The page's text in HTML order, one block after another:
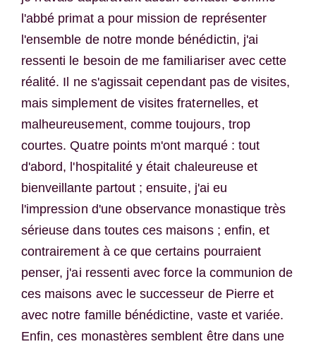
l'abbé primat a pour mission de représenter
l'ensemble de notre monde bénédictin, j'ai
ressenti le besoin de me familiariser avec cette
réalité. Il ne s'agissait cependant pas de visites,
mais simplement de visites fraternelles, et
malheureusement, comme toujours, trop
courtes. Quatre points m'ont marqué : tout
d'abord, l'hospitalité y était chaleureuse et
bienveillante partout ; ensuite, j'ai eu
l'impression d'une observance monastique très
sérieuse dans toutes ces maisons ; enfin, et
contrairement à ce que certains pourraient
penser, j'ai ressenti avec force la communion de
ces maisons avec le successeur de Pierre et
avec notre famille bénédictine, vaste et variée.
Enfin, ces monastères semblent être dans une